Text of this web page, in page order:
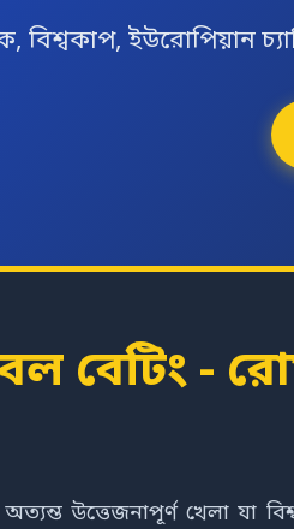
বিশ্বকাপ, ইউরোপিয়ান
বেটিং -
উত্তেজনাপূর্ণ খেলা যা